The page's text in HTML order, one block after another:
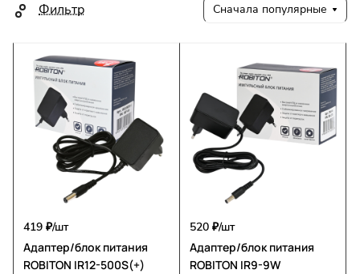
Фильтр Сначала популярные
419 ₽/шт
Адаптер/блок питания
ROBITON IR12-500S(+)
520 ₽/шт
Адаптер/блок питания
ROBITON IR9-9W